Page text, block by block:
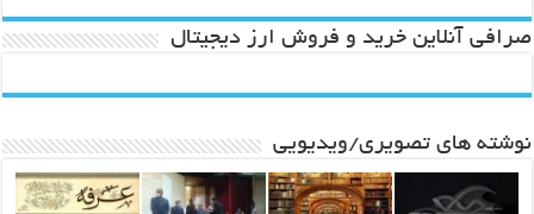
صرافی آنلاین خرید و فروش ارز دیجیتال
نوشته های تصویری/ویدیویی